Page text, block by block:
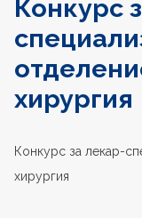
Конкурс
хирургия
Конкурс за лекар-
хирургия